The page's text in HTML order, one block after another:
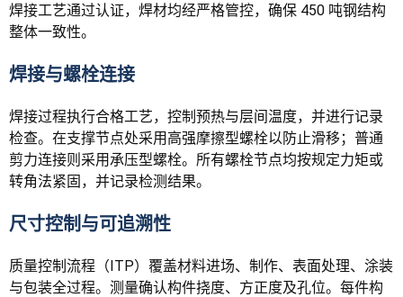
焊接工艺通过认证，焊材均经严格管控，确保 450 吨钢结构
整体一致性。
焊接与螺栓连接
焊接过程执行合格工艺，控制预热与层间温度，并进行记录
检查。在支撑节点处采用高强摩擦型螺栓以防止滑移；普通
剪力连接则采用承压型螺栓。所有螺栓节点均按规定力矩或
转角法紧固，并记录检测结果。
尺寸控制与可追溯性
质量控制流程（ITP）覆盖材料进场、制作、表面处理、涂装
与包装全过程。测量确认构件挠度、方正度及孔位。每件构